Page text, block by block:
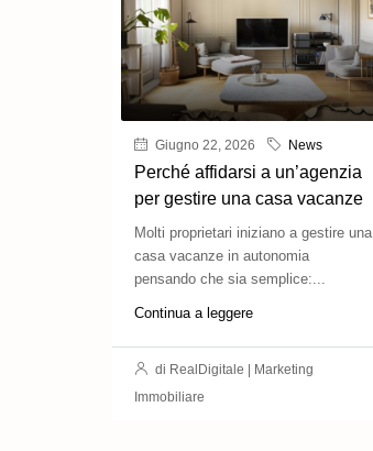
Giugno 22, 2026 News
Perché affidarsi a un’agenzia
per gestire una casa vacanze
Molti proprietari iniziano a gestire una
casa vacanze in autonomia
pensando che sia semplice:...
Continua a leggere
di RealDigitale | Marketing
Immobiliare